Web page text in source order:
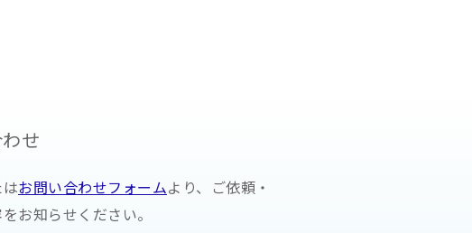
せ
お問い合わせフォームより、ご依頼・
お知らせください。